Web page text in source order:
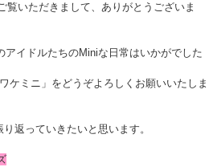
覧いただきまして、ありがとうございま
イドルたちのMiniな日常はいかがでした
ケミニ」をどうぞよろしくお願いいたしま
返っていきたいと思います。